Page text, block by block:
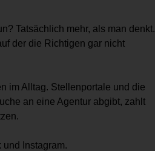
Tatsächlich mehr, als man denkt.
der die Richtigen gar nicht
im Alltag. Stellenportale und die
an eine Agentur abgibt, zahlt
Instagram.